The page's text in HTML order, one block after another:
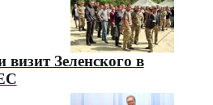
Зеленского в